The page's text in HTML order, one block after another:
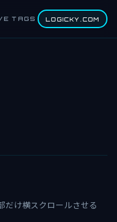
TAGS LOGICKY.COM
だけ横スクロールさせる